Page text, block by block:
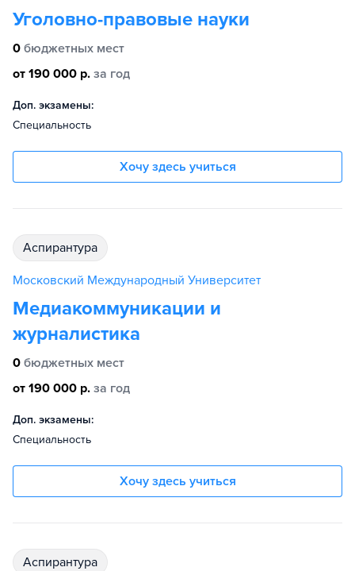
Уголовно-правовые науки
0 бюджетных мест
от 190 000 р. за год
Доп. экзамены:
Специальность
Хочу здесь учиться
аспирантура
Московский Международный Университет
Медиакоммуникации и
журналистика
0 бюджетных мест
от 190 000 р. за год
Доп. экзамены:
Специальность
Хочу здесь учиться
аспирантура